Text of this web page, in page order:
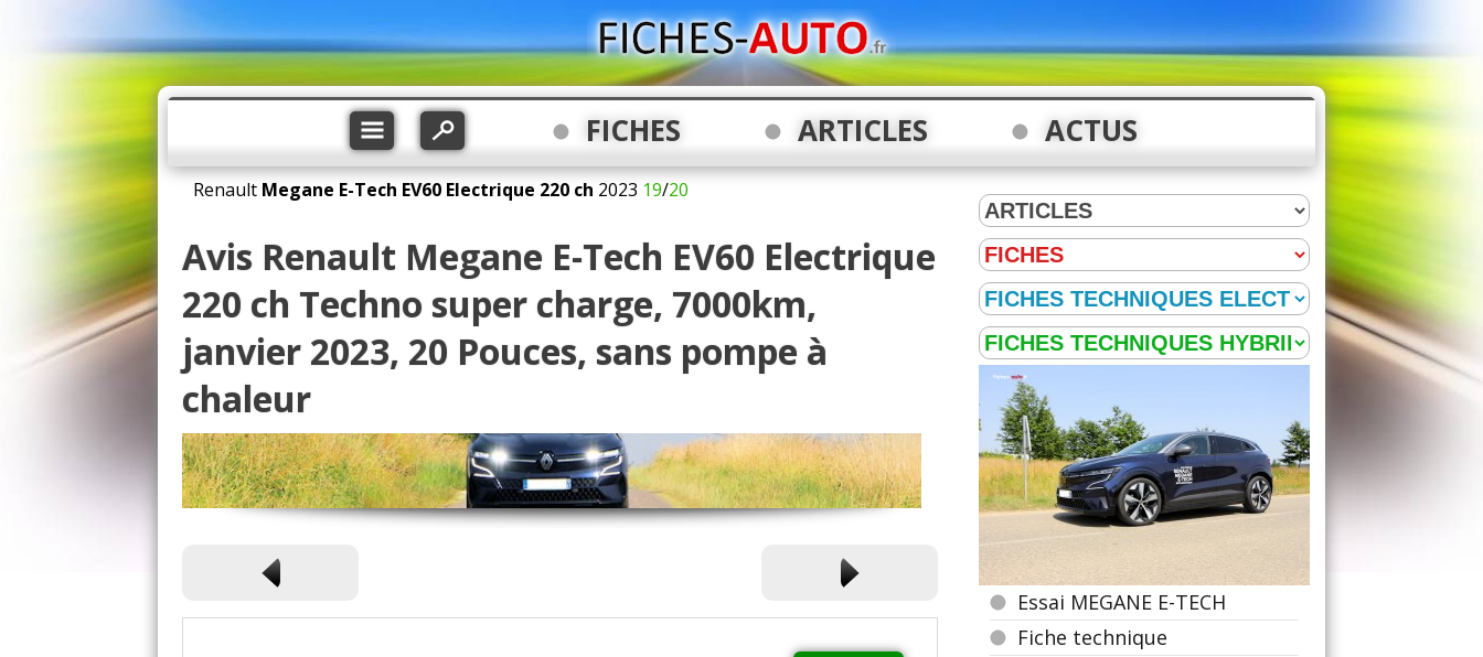
FICHES ARTICLES ACTUS
Renault Megane E-Tech EV60 Electrique 220 ch 2023 19/20
Avis Renault Megane E-Tech EV60 Electrique
220 ch Techno super charge, 7000km,
janvier 2023, 20 Pouces, sans pompe à
chaleur
Essai MEGANE E-TECH
Fiche technique